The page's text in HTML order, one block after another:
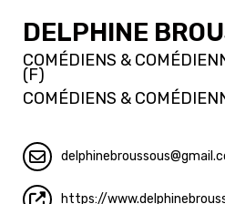
DELPHINE
COMÉDIENS &
(F)
COMÉDIENS &
delphinebroussous
https://